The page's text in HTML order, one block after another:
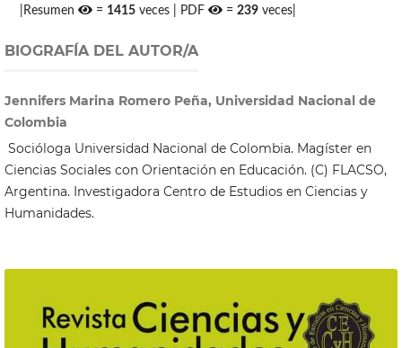
|Resumen = 1415 veces | PDF =239 veces|
BIOGRAFÍA DEL AUTOR/A
Jennifers Marina Romero Peña, Universidad Nacional de
Colombia
Socióloga Universidad Nacional de Colombia. Magíster en
Ciencias Sociales con Orientación en Educación. (C) FLACSO,
Argentina. Investigadora Centro de Estudios en Ciencias y
Humanidades.